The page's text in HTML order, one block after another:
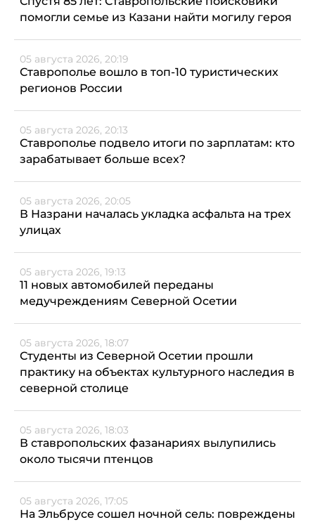
помогли семье из Казани найти могилу героя
05 августа 2026, 20:19
Ставрополье вошло в топ-10 туристических
регионов России
05 августа 2026, 20:13
Ставрополье подвело итоги по зарплатам: кто
зарабатывает больше всех?
05 августа 2026, 20:05
В Назрани началась укладка асфальта на трех
улицах
05 августа 2026, 19:13
11 новых автомобилей переданы
медучреждениям Северной Осетии
05 августа 2026, 18:07
Студенты из Северной Осетии прошли
практику на объектах культурного наследия в
северной столице
05 августа 2026, 18:03
В ставропольских фазанариях вылупились
около тысячи птенцов
05 августа 2026, 17:05
На Эльбрусе сошел ночной сель: повреждены